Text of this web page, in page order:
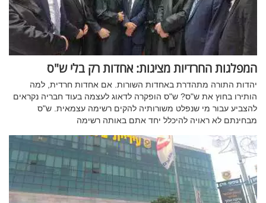
המפלגות החרדיות מציגות: אחדות רק בלי ש"ס
יהדות התורה מתהדרת באחדות השורות. אם אחדות חרדית, למה
הותירו בחוץ את ש"ס? ש"ס הופקרה לדאוג לעצמה בעוד חבריה נקראים
להצביע עבור מי שנפלט משורותיה להקים רשימה עצמאית. ש"ס
מבחינתם לא ראויה להיכלל יחד אתם באותה רשימה